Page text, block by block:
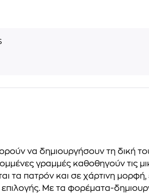
να δημιουργήσουν τη δική
γραμμές καθοθηγούν
τα πατρόν και σε χάρτινη
Με τα φορέματα-